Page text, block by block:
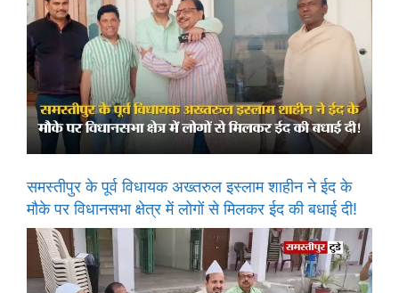
समस्तीपुर के पूर्व विधायक अख्तरुल इस्लाम शाहीन ने ईद के
मौके पर विधानसभा क्षेत्र में लोगों से मिलकर ईद की बधाई दी!